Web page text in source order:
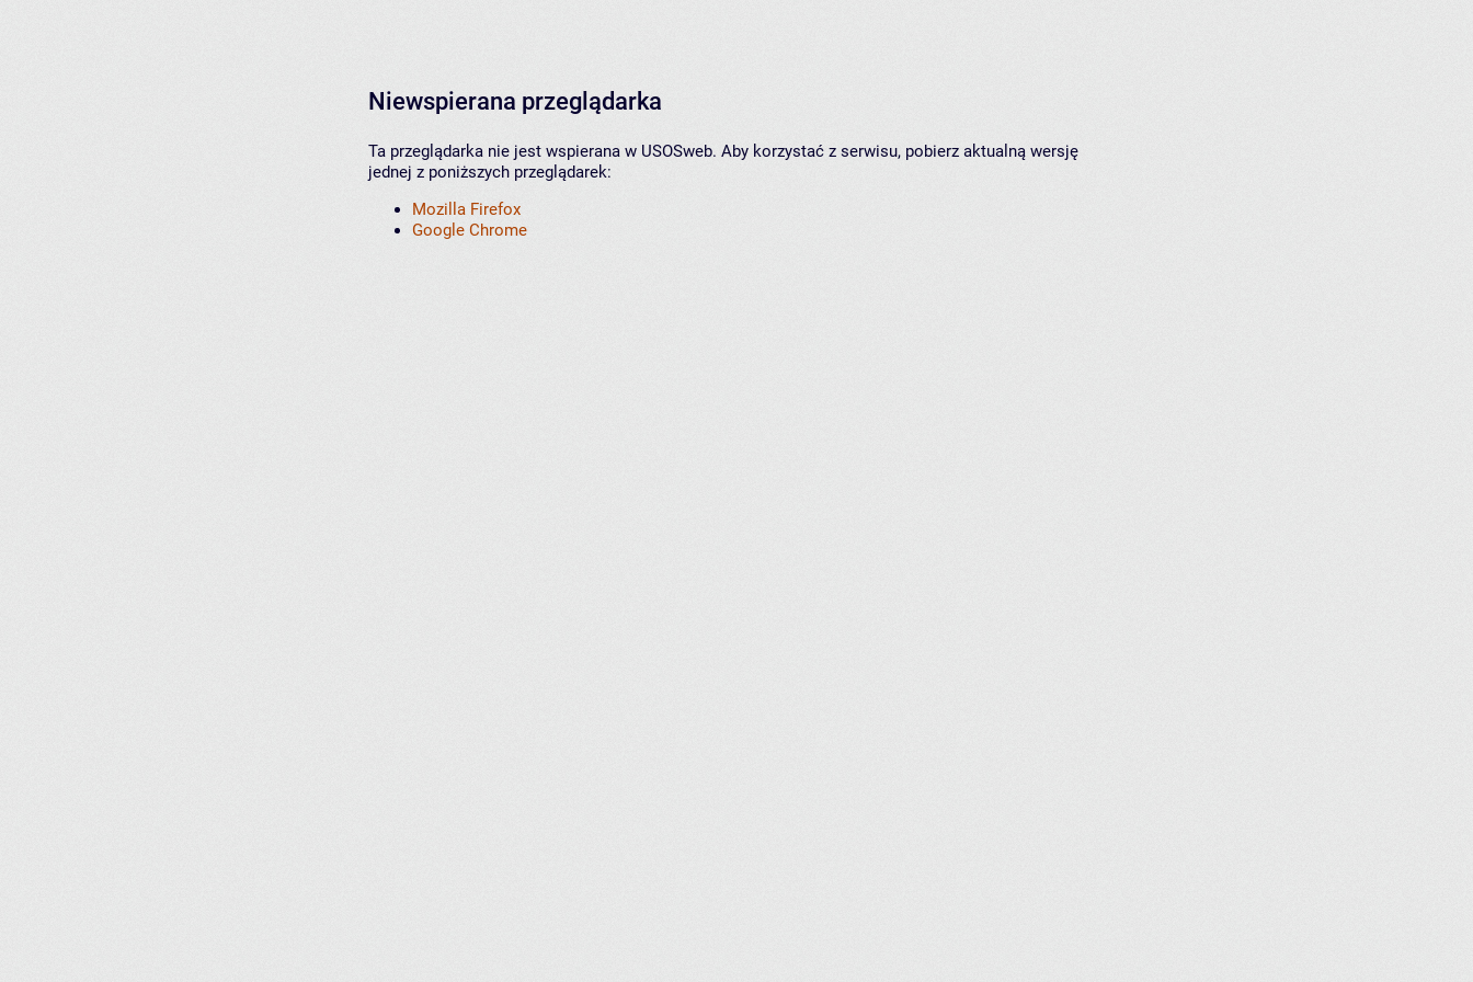
Niewspierana przeglądarka
Ta przeglądarka nie jest wspierana w USOSweb. Aby korzystać z serwisu, pobierz aktualną wersję
jednej z poniższych przeglądarek:
Mozilla Firefox
Google Chrome